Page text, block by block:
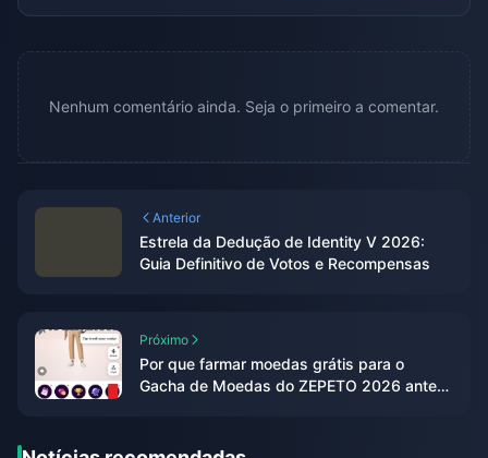
Nenhum comentário ainda. Seja o primeiro a comentar.
Anterior
Estrela da Dedução de Identity V 2026:
Guia Definitivo de Votos e Recompensas
Próximo
Por que farmar moedas grátis para o
Gacha de Moedas do ZEPETO 2026 antes